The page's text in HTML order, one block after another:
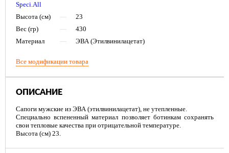
Speci.All
Высота (см)
—
23
Вес (гр)
—
430
Материал
— ЭВА (Этилвинилацетат)
Все модификации товара
ОПИСАНИЕ
Сапоги мужские из ЭВА (этилвинилацетат), не утепленные.
Специально вспененный материал позволяет ботинкам сохранять
свои тепловые качества при отрицательной температуре.
Высота (см) 23.